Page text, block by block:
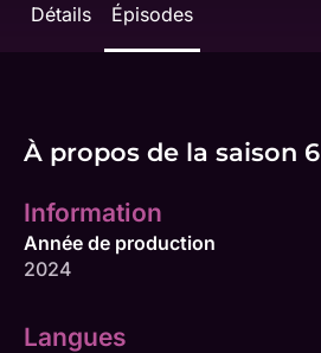
Détails Épisodes
À propos de la saison 6
Information
Année de production
2024
Langues